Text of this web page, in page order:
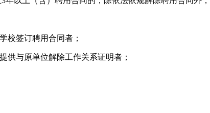
校签订聘用合同者；
供与原单位解除工作关系证明者；